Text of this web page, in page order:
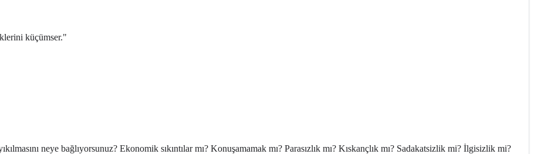
küçümser."
neye bağlıyorsunuz? Ekonomik sıkıntılar mı? Konuşamamak mı? Parasızlık mı? Kıskançlık mı? Sadakatsizlik mi? İlgisizlik mi?